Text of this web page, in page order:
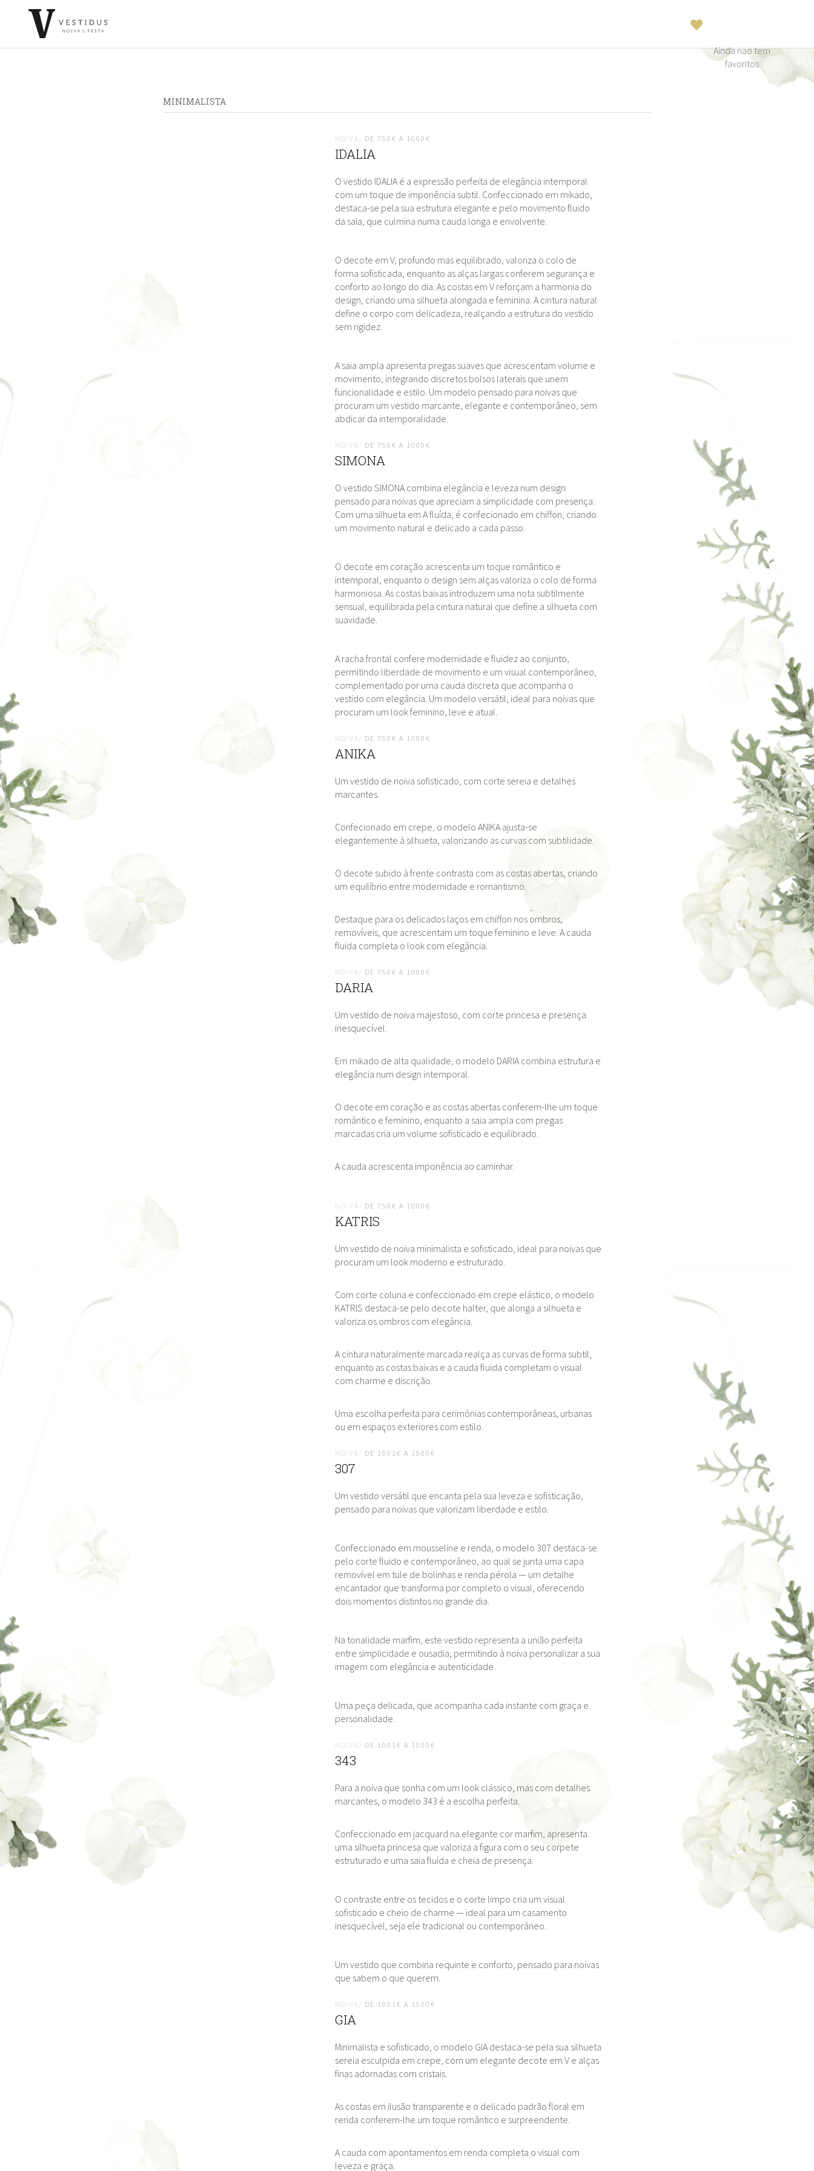
Ainda nao tem
favoritos
MINIMALISTA
NOIVA/ DE 750€ A 1000€
IDALIA
O vestido IDALIA é a expressão perfeita de elegância intemporal
com um toque de imponência subtil. Confeccionado em mikado,
destaca-se pela sua estrutura elegante e pelo movimento fluido
da saia, que culmina numa cauda longa e envolvente.
O decote em V, profundo mas equilibrado, valoriza o colo de
forma sofisticada, enquanto as alças largas conferem segurança e
conforto ao longo do dia. As costas em V reforçam a harmonia do
design, criando uma silhueta alongada e feminina. A cintura natural
define o corpo com delicadeza, realçando a estrutura do vestido
sem rigidez.
A saia ampla apresenta pregas suaves que acrescentam volume e
movimento, integrando discretos bolsos laterais que unem
funcionalidade e estilo. Um modelo pensado para noivas que
procuram um vestido marcante, elegante e contemporâneo, sem
abdicar da intemporalidade.
NOIVA/ DE 750€ A 1000€
SIMONA
O vestido SIMONA combina elegância e leveza num design
pensado para noivas que apreciam a simplicidade com presença.
Com uma silhueta em A fluída, é confecionado em chiffon, criando
um movimento natural e delicado a cada passo.
O decote em coração acrescenta um toque romântico e
intemporal, enquanto o design sem alças valoriza o colo de forma
harmoniosa. As costas baixas introduzem uma nota subtilmente
sensual, equilibrada pela cintura natural que define a silhueta com
suavidade.
A racha frontal confere modernidade e fluidez ao conjunto,
permitindo liberdade de movimento e um visual contemporâneo,
complementado por uma cauda discreta que acompanha o
vestido com elegância. Um modelo versátil, ideal para noivas que
procuram um look feminino, leve e atual.
NOIVA/ DE 750€ A 1000€
ANIKA
Um vestido de noiva sofisticado, com corte sereia e detalhes
marcantes.
Confecionado em crepe, o modelo ANIKA ajusta-se
elegantemente à silhueta, valorizando as curvas com subtilidade.
O decote subido à frente contrasta com as costas abertas, criando
um equilíbrio entre modernidade e romantismo.
Destaque para os delicados laços em chiffon nos ombros,
removíveis, que acrescentam um toque feminino e leve. A cauda
fluida completa o look com elegância.
NOIVA/ DE 750€ A 1000€
DARIA
Um vestido de noiva majestoso, com corte princesa e presença
inesquecível.
Em mikado de alta qualidade, o modelo DARIA combina estrutura e
elegância num design intemporal.
O decote em coração e as costas abertas conferem-lhe um toque
romântico e feminino, enquanto a saia ampla com pregas
marcadas cria um volume sofisticado e equilibrado.
A cauda acrescenta imponência ao caminhar.
NOIVA/ DE 750€ A 1000€
KATRIS
Um vestido de noiva minimalista e sofisticado, ideal para noivas que
procuram um look moderno e estruturado.
Com corte coluna e confeccionado em crepe elástico, o modelo
KATRIS destaca-se pelo decote halter, que alonga a silhueta e
valoriza os ombros com elegância.
A cintura naturalmente marcada realça as curvas de forma subtil,
enquanto as costas baixas e a cauda fluida completam o visual
com charme e discrição.
Uma escolha perfeita para cerimónias contemporâneas, urbanas
ou em espaços exteriores com estilo.
NOIVA/ DE 1001€ A 1500€
307
Um vestido versátil que encanta pela sua leveza e sofisticação,
pensado para noivas que valorizam liberdade e estilo.
Confeccionado em mousseline e renda, o modelo 307 destaca-se
pelo corte fluido e contemporâneo, ao qual se junta uma capa
removível em tule de bolinhas e renda pérola — um detalhe
encantador que transforma por completo o visual, oferecendo
dois momentos distintos no grande dia.
Na tonalidade marfim, este vestido representa a união perfeita
entre simplicidade e ousadia, permitindo à noiva personalizar a sua
imagem com elegância e autenticidade.
Uma peça delicada, que acompanha cada instante com graça e
personalidade.
NOIVA/ DE 1001€ A 1500€
343
Para a noiva que sonha com um look clássico, mas com detalhes
marcantes, o modelo 343 é a escolha perfeita.
Confeccionado em jacquard na elegante cor marfim, apresenta
uma silhueta princesa que valoriza a figura com o seu corpete
estruturado e uma saia fluída e cheia de presença.
O contraste entre os tecidos e o corte limpo cria um visual
sofisticado e cheio de charme — ideal para um casamento
inesquecível, seja ele tradicional ou contemporâneo.
Um vestido que combina requinte e conforto, pensado para noivas
que sabem o que querem.
NOIVA/ DE 1001€ A 1500€
GIA
Minimalista e sofisticado, o modelo GIA destaca-se pela sua silhueta
sereia esculpida em crepe, com um elegante decote em V e alças
finas adornadas com cristais.
As costas em ilusão transparente e o delicado padrão floral em
renda conferem-lhe um toque romântico e surpreendente.
A cauda com apontamentos em renda completa o visual com
leveza e graça.